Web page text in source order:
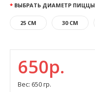
ВЫБРАТЬ ДИАМЕТР ПИЦЦЫ
25 СМ 30 СМ
650р.
Вес: 650 гр.